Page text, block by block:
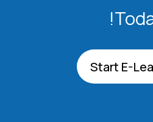
Start E-